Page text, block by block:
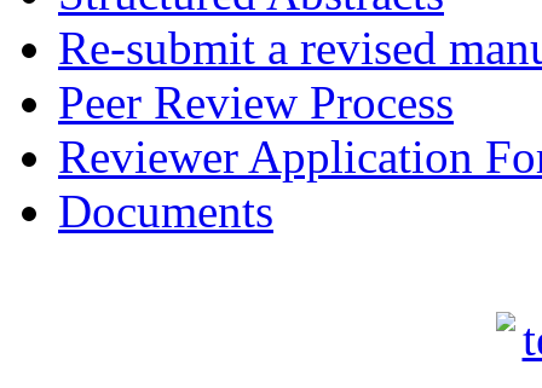
Re-submit a revised
Peer Review Process
Reviewer Application
Documents